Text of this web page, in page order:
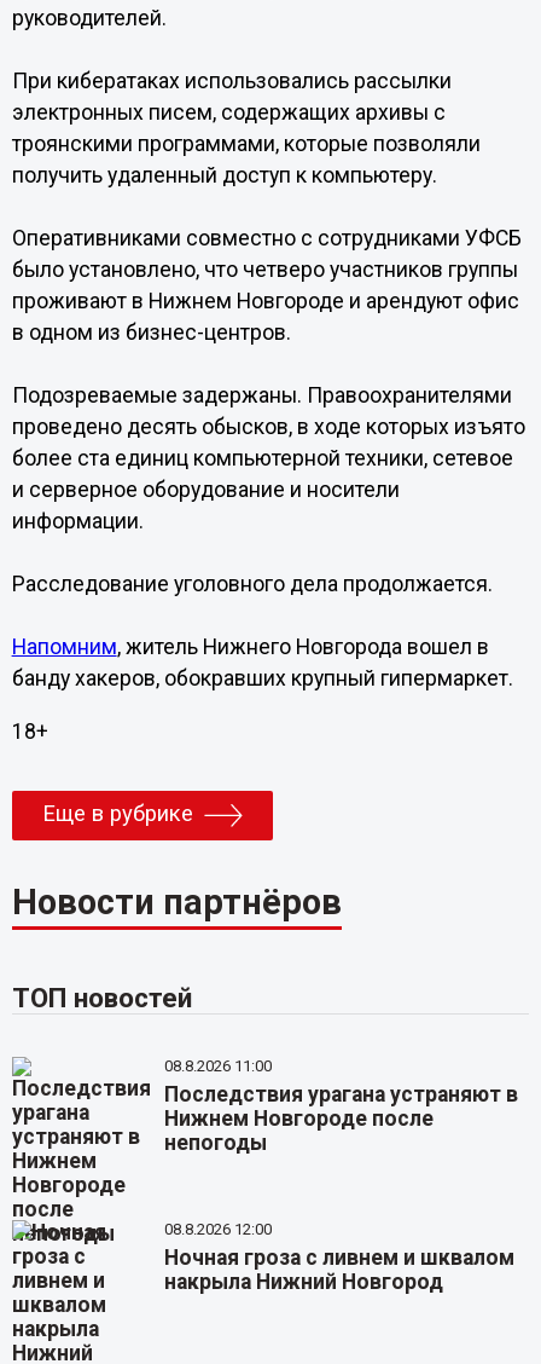
руководителей.
При кибератаках использовались рассылки
электронных писем, содержащих архивы с
троянскими программами, которые позволяли
получить удаленный доступ к компьютеру.
Оперативниками совместно с сотрудниками УФСБ
было установлено, что четверо участников группы
проживают в Нижнем Новгороде и арендуют офис
в одном из бизнес-центров.
Подозреваемые задержаны. Правоохранителями
проведено десять обысков, в ходе которых изъято
более ста единиц компьютерной техники, сетевое
и серверное оборудование и носители
информации.
Расследование уголовного дела продолжается.
Напомним, житель Нижнего Новгорода вошел в
банду хакеров, обокравших крупный гипермаркет.
18+
Еще в рубрике
Новости партнёров
ТОП новостей
08.8.2026 11:00
Последствия урагана устраняют в
Нижнем Новгороде после
непогоды
08.8.2026 12:00
Ночная гроза с ливнем и шквалом
накрыла Нижний Новгород